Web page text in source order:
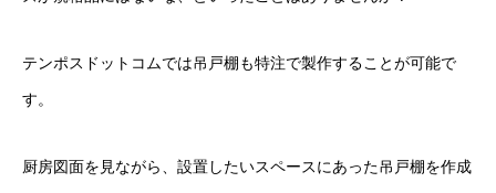
テンポスドットコムでは吊戸棚も特注で製作することが可能で
す。
厨房図面を見ながら、設置したいスペースにあった吊戸棚を作成